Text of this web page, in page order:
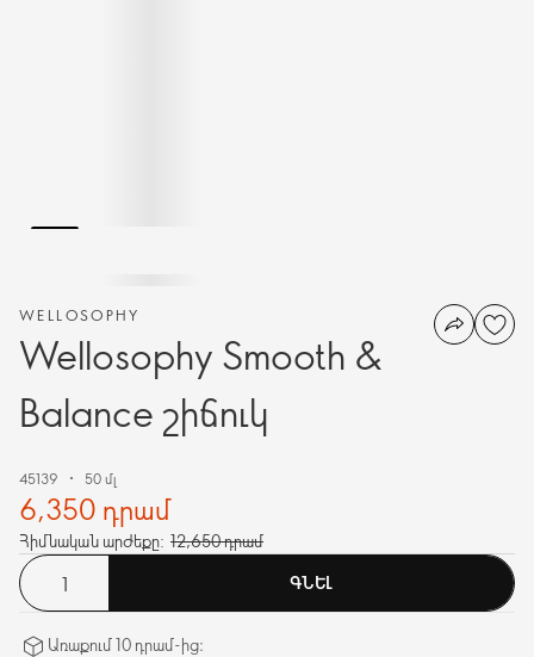
WELLOSOPHY
Wellosophy Smooth &
Balance շիճուկ
45139 50 մլ
6,350 դրամ
Հիմնական արժեքը: 12,650 դրամ
ԳՆԵԼ
Առաքում 10 դրամ-ից։